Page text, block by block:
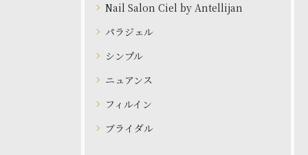
Nail Salon Ciel by Antellijan
パラジェル
シンプル
ニュアンス
フィルイン
ブライダル